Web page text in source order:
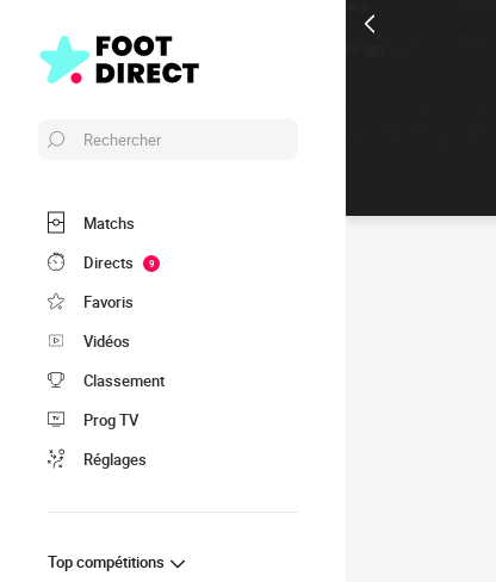
Rechercher
Matchs
Directs
9
Favoris
Vidéos
Classement
Prog TV
Réglages
Top compétitions